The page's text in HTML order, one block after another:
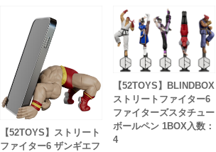
【52TOYS】ストリート
ファイター6 ザンギエフ
【52TOYS】BLINDBOX
ストリートファイター6
ファイターズスタチュー
ボールペン 1BOX入数：
4